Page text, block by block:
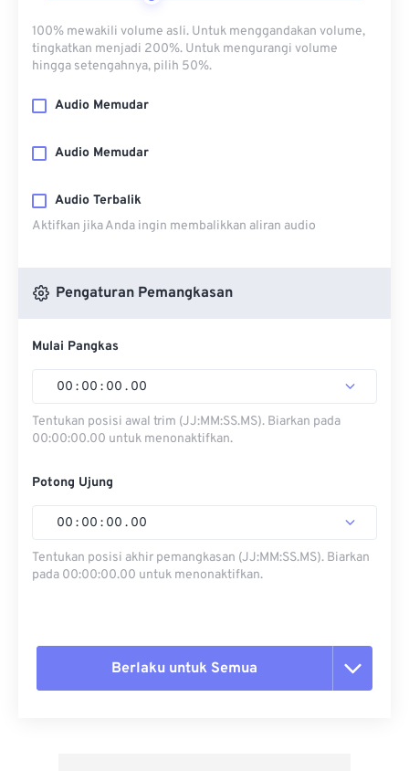
100% mewakili volume asli. Untuk menggandakan volume,
tingkatkan menjadi 200%. Untuk mengurangi volume
hingga setengahnya, pilih 50%.
Audio Memudar
Audio Memudar
Audio Terbalik
Aktifkan jika Anda ingin membalikkan aliran audio
Pengaturan Pemangkasan
Mulai Pangkas
00 : 00 : 00 . 00
Tentukan posisi awal trim (JJ:MM:SS.MS). Biarkan pada
00:00:00.00 untuk menonaktifkan.
Potong Ujung
00 : 00 : 00 . 00
Tentukan posisi akhir pemangkasan (JJ:MM:SS.MS). Biarkan
pada 00:00:00.00 untuk menonaktifkan.
Berlaku untuk Semua